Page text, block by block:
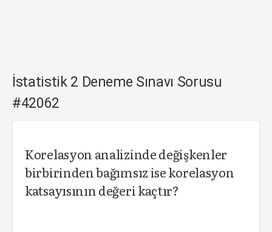
İstatistik 2 Deneme Sınavı Sorusu
#42062
Korelasyon analizinde değişkenler
birbirinden bağımsız ise korelasyon
katsayısının değeri kaçtır?